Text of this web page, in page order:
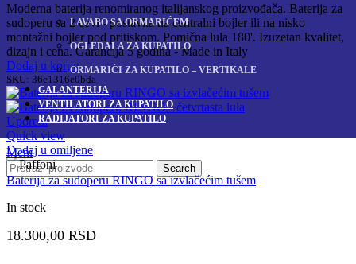
LAVABO SA ORMARIĆEM
OGLEDALA ZA KUPATILO
ORMARIĆI ZA KUPATILO – VERTIKALE
GALANTERIJA
VENTILATORI ZA KUPATILO
RADIJATORI ZA KUPATILO
Meni
Search
Moderna baterija renomiranog italijanskog proizvođača. Baterija za
sudoperu sa 2 cevi - postavka na centralni bojler ili na nisko
montažni bojler pod pritiskom. Pomična lula 180'. Izuzetan kvalitet,
dizajn i cena. Garancija 5 godina - Made in Italy
Dodaj u korpu
SKU: 36e1316e0bda
Uporedi
Quick view
Dodaj u omiljene
Baterija za sudoperu RINGO sa izvlačećim tušem
In stock
18.300,00 RSD